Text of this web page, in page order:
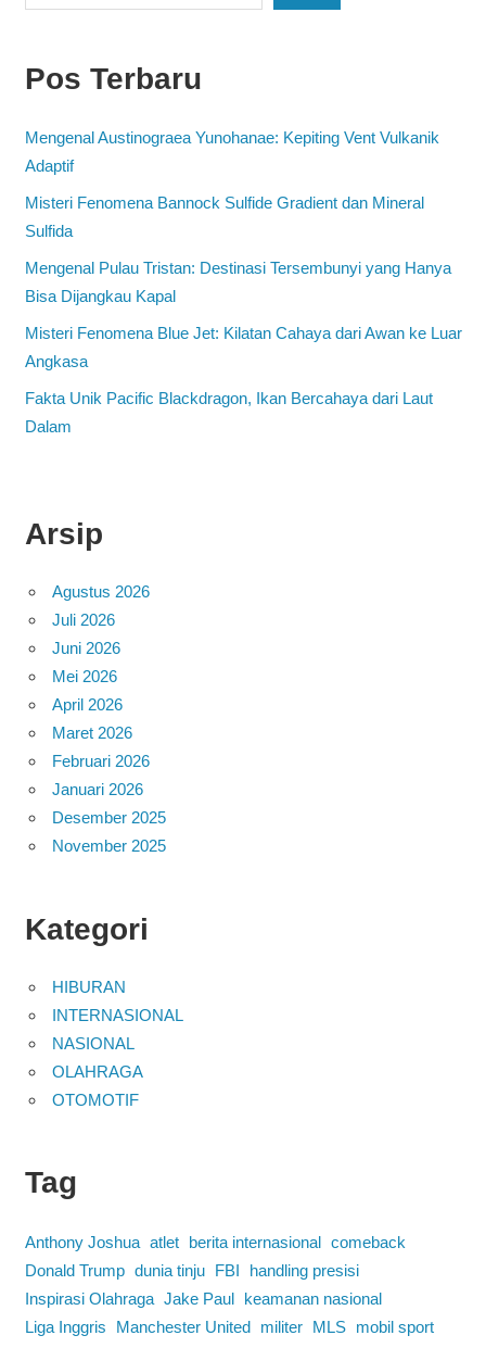
Pos Terbaru
Mengenal Austinograea Yunohanae: Kepiting Vent Vulkanik
Adaptif
Misteri Fenomena Bannock Sulfide Gradient dan Mineral
Sulfida
Mengenal Pulau Tristan: Destinasi Tersembunyi yang Hanya
Bisa Dijangkau Kapal
Misteri Fenomena Blue Jet: Kilatan Cahaya dari Awan ke Luar
Angkasa
Fakta Unik Pacific Blackdragon, Ikan Bercahaya dari Laut
Dalam
Arsip
Agustus 2026
Juli 2026
Juni 2026
Mei 2026
April 2026
Maret 2026
Februari 2026
Januari 2026
Desember 2025
November 2025
Kategori
HIBURAN
INTERNASIONAL
NASIONAL
OLAHRAGA
OTOMOTIF
Tag
Anthony Joshua atlet berita internasional comeback
Donald Trump dunia tinju FBI
handling presisi
Inspirasi Olahraga Jake Paul
keamanan nasional
Liga Inggris
Manchester United militer MLS
mobil sport